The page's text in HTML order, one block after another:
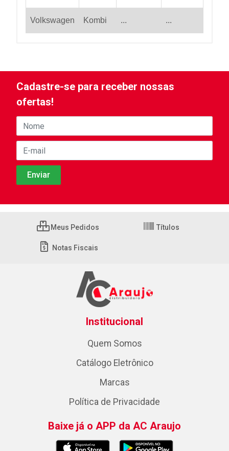
Volkswagen Kombi ... ...
Cadastre-se para receber nossas
ofertas!
Meus Pedidos Títulos
Notas Fiscais
Institucional
Quem Somos
Catálogo Eletrônico
Marcas
Política de Privacidade
Baixe já o APP da AC Araujo